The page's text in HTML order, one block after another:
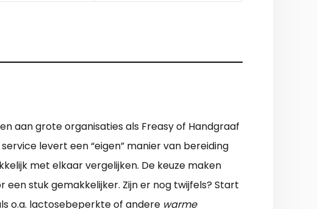
aan grote organisaties als Freasy of Handgraaf
levert een “eigen” manier van bereiding
met elkaar vergelijken. De keuze maken
stuk gemakkelijker. Zijn er nog twijfels? Start
o.a. lactosebeperkte of andere warme